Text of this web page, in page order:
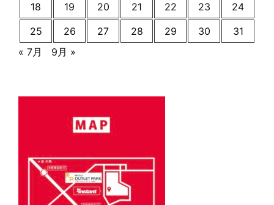
18
19 20 21 22 23
24
25
26 27 28 29 30
31
« 7月
9月 »